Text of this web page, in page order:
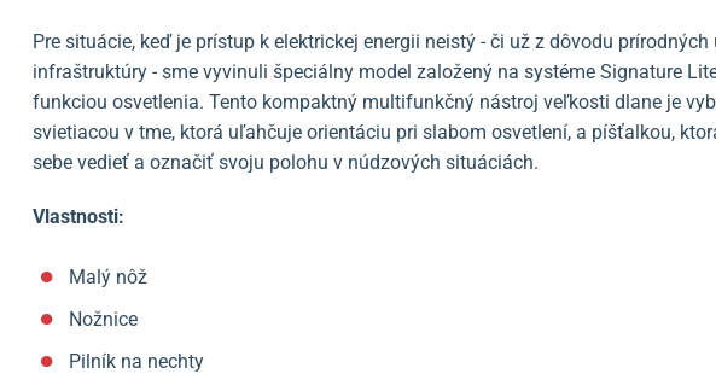
Pre situácie, keď je prístup k elektrickej energii neistý - či už z dôvodu
infraštruktúry - sme vyvinuli špeciálny model založený na systéme Signature
funkciou osvetlenia. Tento kompaktný multifunkčný nástroj veľkosti dlane je
svietiacou v tme, ktorá uľahčuje orientáciu pri slabom osvetlení, a píšťalkou,
sebe vedieť a označiť svoju polohu v núdzových situáciách.
Vlastnosti:
Malý nôž
Nožnice
Pilník na nechty